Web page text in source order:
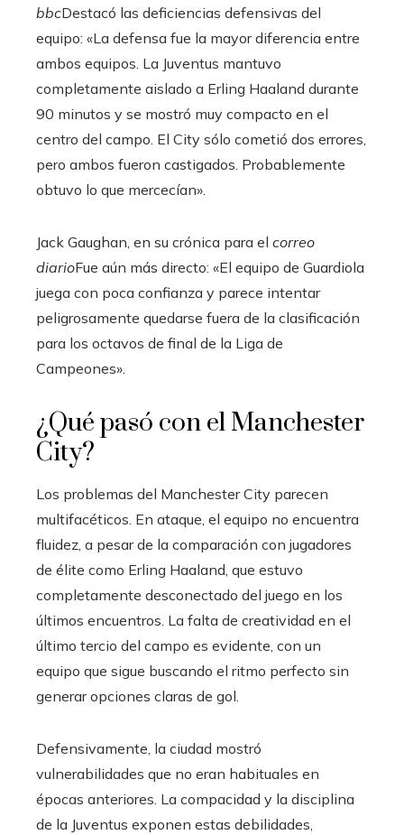
bbcDestacó las deficiencias defensivas del
equipo: «La defensa fue la mayor diferencia entre
ambos equipos. La Juventus mantuvo
completamente aislado a Erling Haaland durante
90 minutos y se mostró muy compacto en el
centro del campo. El City sólo cometió dos errores,
pero ambos fueron castigados. Probablemente
obtuvo lo que mercecían».
Jack Gaughan, en su crónica para el correo
diarioFue aún más directo: «El equipo de Guardiola
juega con poca confianza y parece intentar
peligrosamente quedarse fuera de la clasificación
para los octavos de final de la Liga de
Campeones».
¿Qué pasó con el Manchester
City?
Los problemas del Manchester City parecen
multifacéticos. En ataque, el equipo no encuentra
fluidez, a pesar de la comparación con jugadores
de élite como Erling Haaland, que estuvo
completamente desconectado del juego en los
últimos encuentros. La falta de creatividad en el
último tercio del campo es evidente, con un
equipo que sigue buscando el ritmo perfecto sin
generar opciones claras de gol.
Defensivamente, la ciudad mostró
vulnerabilidades que no eran habituales en
épocas anteriores. La compacidad y la disciplina
de la Juventus exponen estas debilidades,